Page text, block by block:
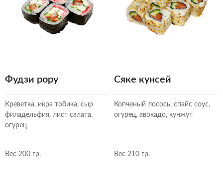
Фудзи рору
Креветка, икра тобика, сыр
филадельфия, лист салата,
огурец
Вес 200 гр.
Сяке кунсей
Копченый лосось, спайс соус,
огурец, авокадо, кунжут
Вес 210 гр.